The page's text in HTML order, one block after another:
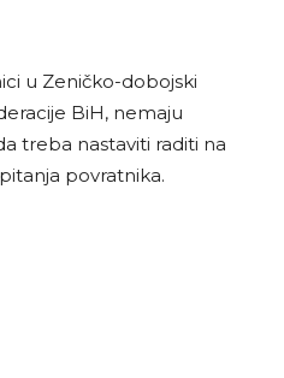
u Zeničko-dobojski
BiH, nemaju
treba nastaviti raditi na
povratnika.